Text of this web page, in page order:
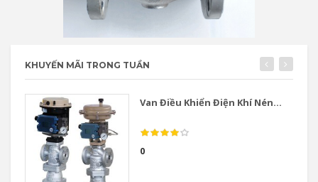
KHUYẾN MÃI TRONG TUẦN
Van Điều Khiển Điện Khí Nén...
0